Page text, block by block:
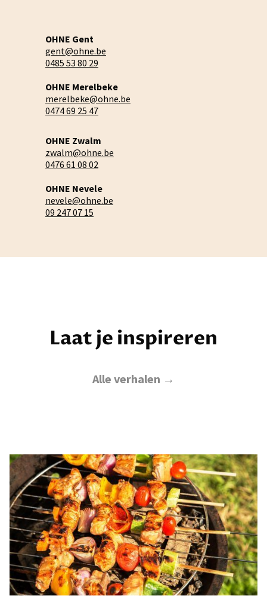
OHNE Gent
gent@ohne.be
0485 53 80 29
OHNE Merelbeke
merelbeke@ohne.be
0474 69 25 47
OHNE Zwalm
zwalm@ohne.be
0476 61 08 02
OHNE Nevele
nevele@ohne.be
09 247 07 15
Laat je inspireren
Alle verhalen →